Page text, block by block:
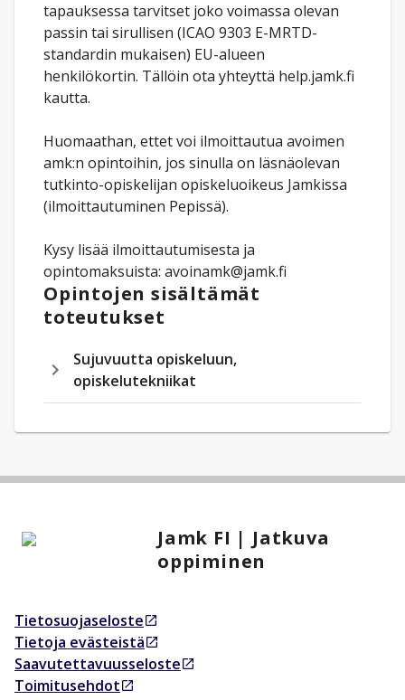
tapauksessa tarvitset joko voimassa olevan
passin tai sirullisen (ICAO 9303 E-MRTD-
standardin mukaisen) EU-alueen
henkilökortin. Tällöin ota yhteyttä help.jamk.fi
kautta.
Huomaathan, ettet voi ilmoittautua avoimen
amk:n opintoihin, jos sinulla on läsnäolevan
tutkinto-opiskelijan opiskeluoikeus Jamkissa
(ilmoittautuminen Pepissä).
Kysy lisää ilmoittautumisesta ja
opintomaksuista: avoinamk@jamk.fi
Opintojen sisältämät
toteutukset
Sujuvuutta opiskeluun,
opiskelutekniikat
Jamk FI | Jatkuva
oppiminen
Tietosuojaseloste
Avautuu uudessa välilehdessä
Tietoja evästeistä
Avautuu uudessa välilehdessä
Saavutettavuusseloste
Avautuu uudessa välilehdessä
Toimitusehdot
Avautuu uudessa välilehdessä